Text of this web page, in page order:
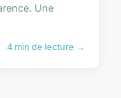
Une
4 min de lecture →